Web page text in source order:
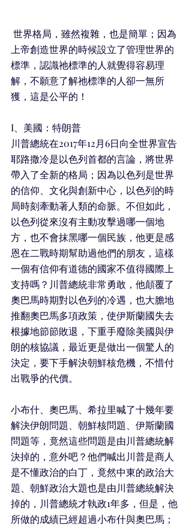
世界格局，雖然複雜，也是簡單；因為
上帝創造世界的時候設立了管理世界的
標準，認識祂標準的人就覺得容易理
解，不願意了解祂標準的人卻一無所
獲，這是公平的！
I、美國：特朗普
川普總統在2017年12月6日向全世界宣告
耶路撒冷是以色列首都的言論，將世界
帶入了全新的格局；因為以色列是世界
的信仰、文化與創新中心，以色列的時
局時刻牽動著人類的命脈。不但如此，
以色列從來沒有主動攻擊過哪一個地
方，也不會抹黑哪一個民族，他更是感
恩在二戰時期幫助過他們的朋友，這樣
一個有信仰有道德的國家不值得國際上
支持嗎？川普總統非常勇敢，他顛覆了
奧巴馬時期對以色列的冷遇，也大膽地
推翻奧巴馬多項政策，使伊斯蘭國失去
根據地節節敗退，下重手廢除美國與伊
朗的核協議，最近更是做出一個驚人的
決定，要下手解決朝鮮核危機，不惜付
出戰爭的代價。
小布什、奧巴馬、希拉里喊了十幾年要
解決伊朗問題、朝鮮核問題、伊斯蘭國
問題等，竟然這些問題是由川普總統解
決掉的，意外吧？他們喊出川普是商人
是不懂政治的白丁，竟然中東的政治大
題、朝鮮政治大題也是由川普總統解決
掉的，川普總統才執政1年多，但是，他
所做的成績已經超過小布什與奧巴馬；